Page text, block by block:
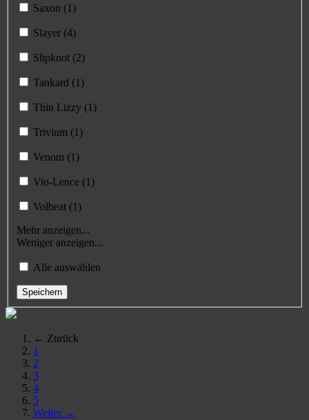
Saxon (1)
Slayer (4)
Slipknot (2)
Tankard (1)
Thin Lizzy (1)
Trivium (1)
Venom (1)
Vio-Lence (1)
Volbeat (1)
Mehr anzeigen...
Weniger anzeigen...
Alle auswählen
Speichern
← Zurück
1
2
3
4
5
Weiter →